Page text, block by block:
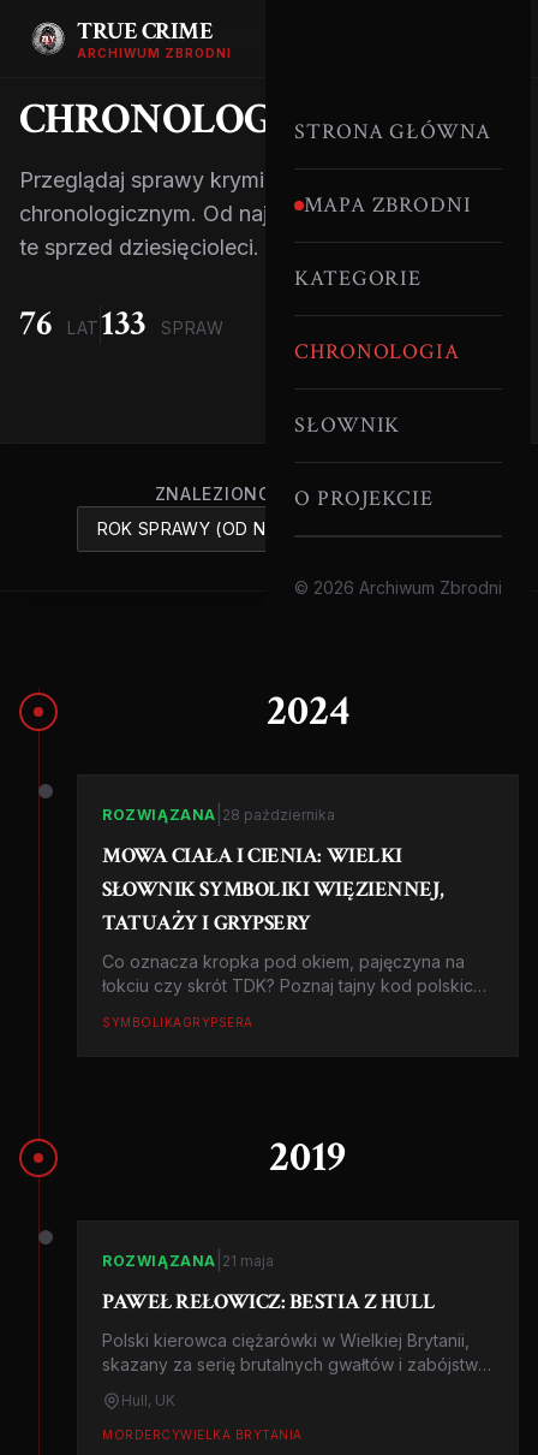
TRUE CRIME
ARCHIWUM ZBRODNI
STRONA GŁÓWNA
MAPA ZBRODNI
KATEGORIE
CHRONOLOGIA
SŁOWNIK
O PROJEKCIE
© 2026 Archiwum Zbrodni
CHRONOLOGIAZBRODNI
Przeglądaj sprawy kryminalne w porządku
chronologicznym. Od najnowszych wydarzeń po
te sprzed dziesięcioleci.
76 LAT 133 SPRAW
ZNALEZIONO: 133 SPRAW
2024
ROZWIĄZANA 28 października
MOWA CIAŁA I CIENIA: WIELKI
SŁOWNIK SYMBOLIKI WIĘZIENNEJ,
TATUAŻY I GRYPSERY
Co oznacza kropka pod okiem, pajęczyna na
łokciu czy skrót TDK? Poznaj tajny kod polskich
śmierci za murami.
SYMBOLIKA GRYPSERA
2019
ROZWIĄZANA 21 maja
PAWEŁ REŁOWICZ: BESTIA Z HULL
Polski kierowca ciężarówki w Wielkiej Brytanii,
skazany za serię brutalnych gwałtów i zabójstwo
kobiety w Hull. Jeden z najgłośniejszych
procesów ostatnich lat w UK.
Hull, UK
MORDERCYWIELKA BRYTANIA